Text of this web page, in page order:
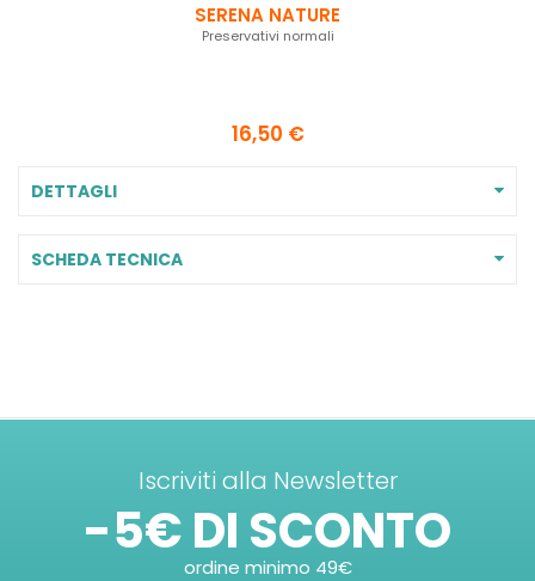
SERENA NATURE
Preservativi normali
16,50 €
DETTAGLI
SCHEDA TECNICA
Iscriviti alla Newsletter
-5€ DI SCONTO
ordine minimo 49€